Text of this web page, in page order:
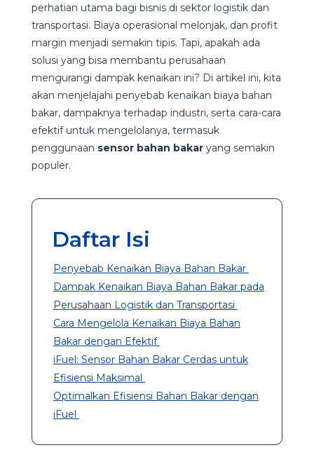
perhatian utama bagi bisnis di sektor logistik dan
transportasi. Biaya operasional melonjak, dan profit
margin menjadi semakin tipis. Tapi, apakah ada
solusi yang bisa membantu perusahaan
mengurangi dampak kenaikan ini? Di artikel ini, kita
akan menjelajahi penyebab kenaikan biaya bahan
bakar, dampaknya terhadap industri, serta cara-cara
efektif untuk mengelolanya, termasuk
penggunaan sensor bahan bakaryang semakin
populer.
Daftar Isi
Penyebab Kenaikan Biaya Bahan Bakar
Dampak Kenaikan Biaya Bahan Bakar pada
Perusahaan Logistik dan Transportasi
Cara Mengelola Kenaikan Biaya Bahan
Bakar dengan Efektif
iFuel: Sensor Bahan Bakar Cerdas untuk
Efisiensi Maksimal
Optimalkan Efisiensi Bahan Bakar dengan
iFuel